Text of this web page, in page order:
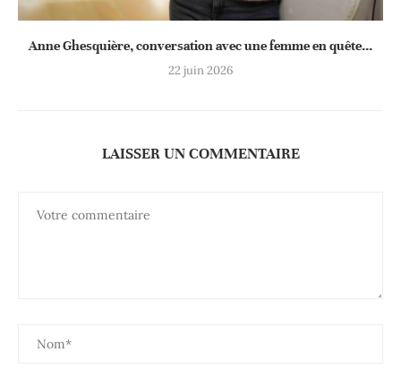
Anne Ghesquière, conversation avec une femme en quête...
22 juin 2026
LAISSER UN COMMENTAIRE